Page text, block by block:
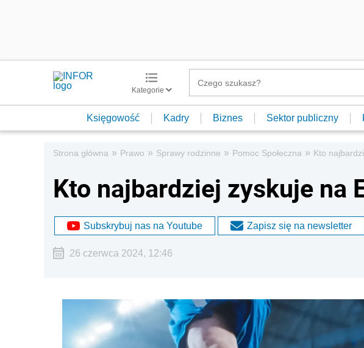
Kategorie
Księgowość Kadry Biznes Sektor publiczny
Strona główna » Prawo » Sprawy rodzinne » Pomoc Społeczna » Kto
Kto najbardziej zyskuje na
Subskrybuj nas na Youtube Zapisz się na newsletter
26 czerwca 2024, 12:46